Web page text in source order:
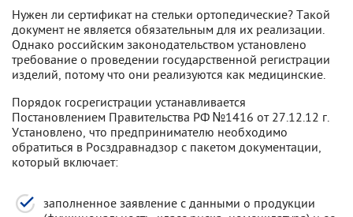
Нужен ли сертификат на стельки ортопедические? Такой
документ не является обязательным для их реализации.
Однако российским законодательством установлено
требование о проведении государственной регистрации
изделий, потому что они реализуются как медицинские.
Порядок госрегистрации устанавливается
Постановлением Правительства РФ №1416 от 27.12.12 г.
Установлено, что предпринимателю необходимо
обратиться в Росздравнадзор с пакетом документации,
который включает:
заполненное заявление с данными о продукции